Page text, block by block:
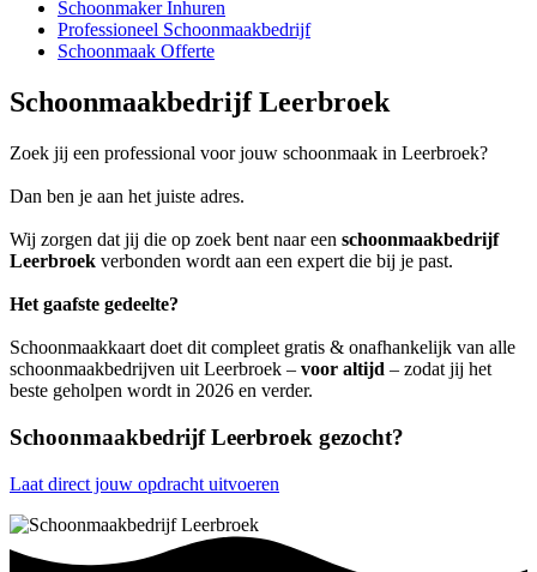
Schoonmaker Inhuren
Professioneel Schoonmaakbedrijf
Schoonmaak Offerte
Schoonmaakbedrijf Leerbroek
Zoek jij een professional voor jouw schoonmaak in Leerbroek?
Dan ben je aan het juiste adres.
Wij zorgen dat jij die op zoek bent naar een schoonmaakbedrijf
Leerbroek verbonden wordt aan een expert die bij je past.
Het gaafste gedeelte?
Schoonmaakkaart doet dit compleet gratis & onafhankelijk van alle
schoonmaakbedrijven uit Leerbroek – voor altijd – zodat jij het
beste geholpen wordt in 2026 en verder.
Schoonmaakbedrijf Leerbroek gezocht?
Laat direct jouw opdracht uitvoeren